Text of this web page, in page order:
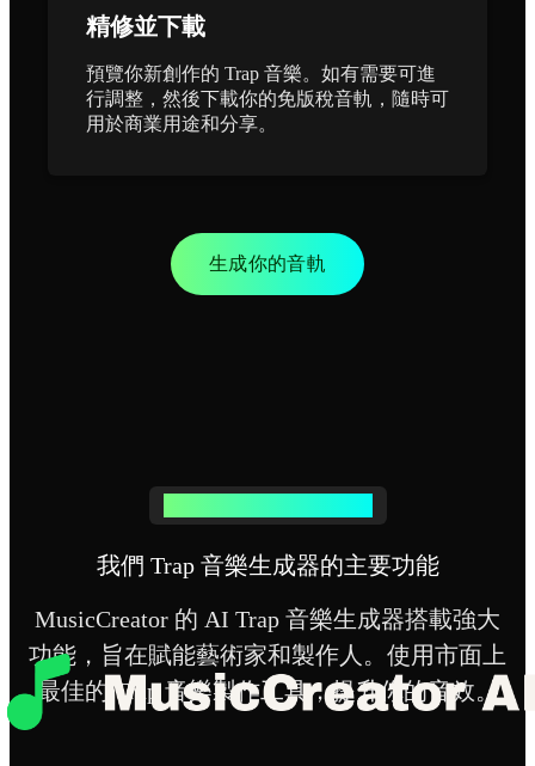
精修並下載
預覽你新創作的 Trap 音樂。如有需要可進
行調整，然後下載你的免版稅音軌，隨時可
用於商業用途和分享。
生成你的音軌
我們 Trap 音樂生成器的主要功能
MusicCreator 的 AI Trap 音樂生成器搭載強大
功能，旨在賦能藝術家和製作人。使用市面上
最佳的 Trap 音樂製作工具，提升你的音效。